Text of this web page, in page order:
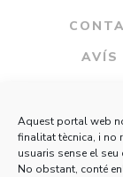
Aquest portal web
finalitat tècnica, i no
usuaris sense el seu
No obstant, conté
AVÍS